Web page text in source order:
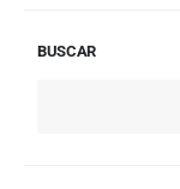
BUSCAR